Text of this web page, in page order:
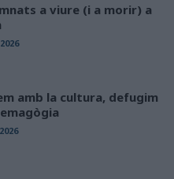
a viure (i a morir) a
amb la cultura, defugim